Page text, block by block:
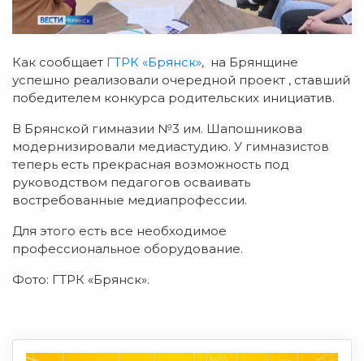
Как сообщает ГТРК «Брянск», на Брянщине
успешно реализовали очередной проект , ставший
победителем конкурса родительских инициатив.
В Брянской гимназии №3 им. Шапошникова
модернизировали медиастудию. У гимназистов
теперь есть прекрасная возможность под
руководством педагогов осваивать
востребованные медиапрофессии.
Для этого есть все необходимое
профессиональное оборудование.
Фото: ГТРК «Брянск».